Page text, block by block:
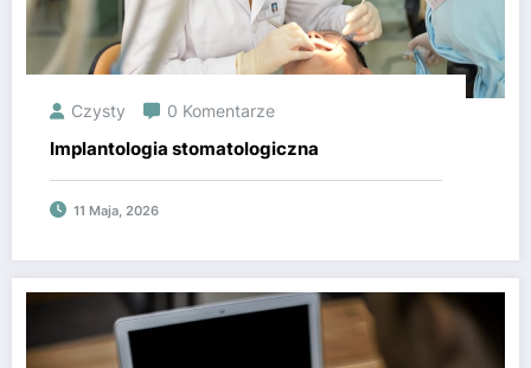
Czysty 0 Komentarze
Implantologia stomatologiczna
11 Maja, 2026